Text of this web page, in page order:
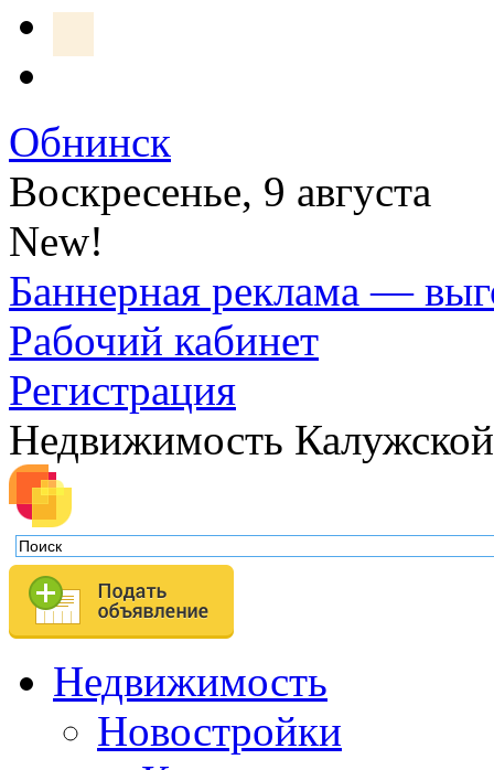
Обнинск
Воскресенье, 9 августа
New!
Баннерная реклама —
Рабочий кабинет
Регистрация
Недвижимость
Недвижимость
Новостройки